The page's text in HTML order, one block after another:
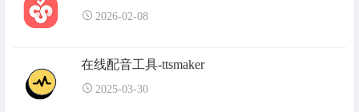
2026-02-08
在线配音工具-ttsmaker
2025-03-30